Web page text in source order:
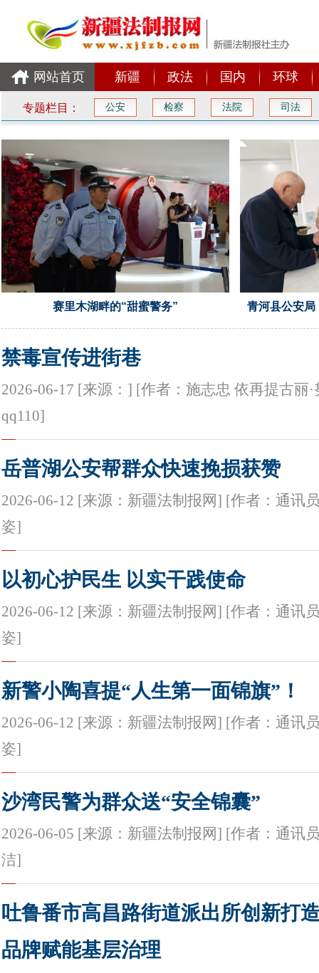
网站首页 新疆 政法 国内 环球
专题栏目： 公安 检察 法院 司法
赛里木湖畔的“甜蜜警务” 青河县公安局
禁毒宣传进街巷
2026-06-17 [来源：] [作者：施志忠 依再提古丽
qq110]
岳普湖公安帮群众快速挽损获赞
2026-06-12 [来源：新疆法制报网] [作者：通讯
姿]
以初心护民生 以实干践使命
2026-06-12 [来源：新疆法制报网] [作者：通讯
姿]
新警小陶喜提“人生第一面锦旗”！
2026-06-12 [来源：新疆法制报网] [作者：通讯
姿]
沙湾民警为群众送“安全锦囊”
2026-06-05 [来源：新疆法制报网] [作者：通讯
洁]
吐鲁番市高昌路街道派出所创新打
品牌赋能基层治理